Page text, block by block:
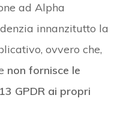
ad Alpha
innanzitutto la
ovvero che,
non fornisce le
GPDR ai propri